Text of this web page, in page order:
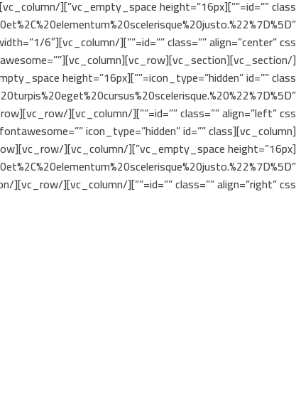
id=”” class=”” align=”right” css=””][/vc_column][/vc_row][/vc_section]